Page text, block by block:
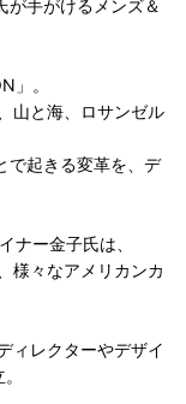
が手がけるメンズ＆
」。
山と海、ロサンゼル
で起きる変革を、デ
ナー金子氏は、
様々なアメリカンカ
ィレクターやデザイ